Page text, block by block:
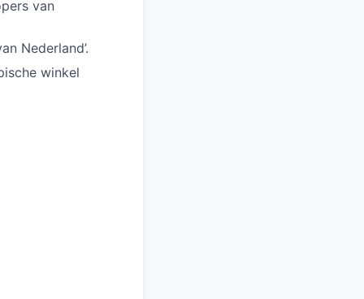
van
Nederland’.
winkel